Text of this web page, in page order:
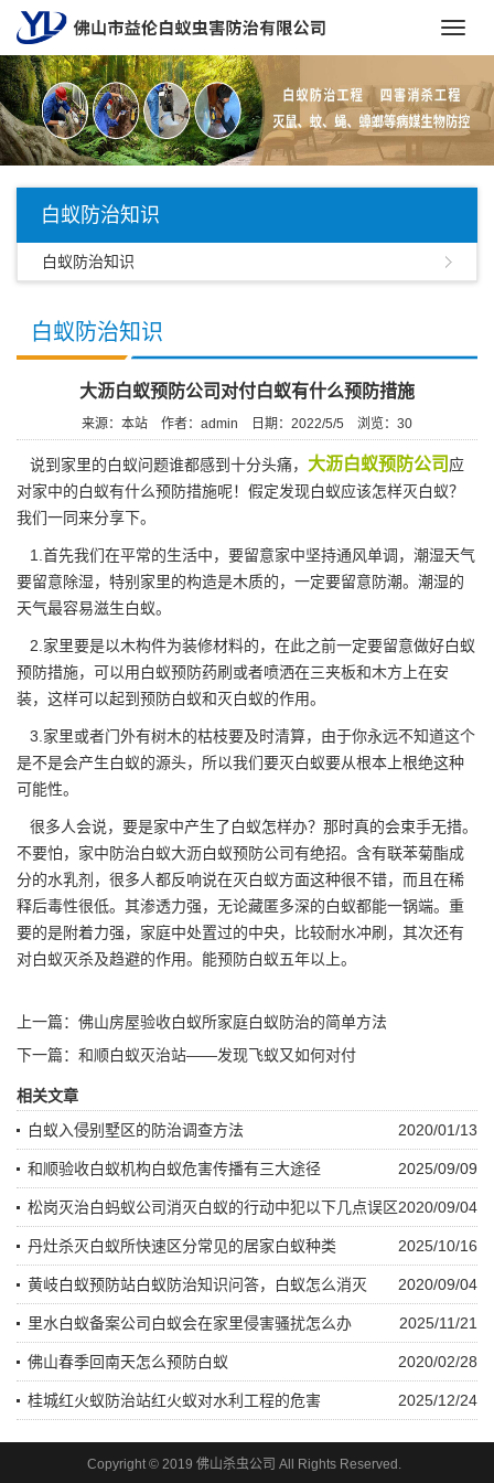
白蚁防治知识
白蚁防治知识
白蚁防治知识
大沥白蚁预防公司对付白蚁有什么预防措施
来源：本站 作者：admin 日期：2022/5/5 浏览： 30
说到家里的白蚁问题谁都感到十分头痛， 大沥白蚁预防公司 应
对家中的白蚁有什么预防措施呢！假定发现白蚁应该怎样灭白蚁？
我们一同来分享下。
1.首先我们在平常的生活中，要留意家中坚持通风单调，潮湿天气
要留意除湿，特别家里的构造是木质的，一定要留意防潮。潮湿的
天气最容易滋生白蚁。
2.家里要是以木构件为装修材料的，在此之前一定要留意做好白蚁
预防措施，可以用白蚁预防药刷或者喷洒在三夹板和木方上在安
装，这样可以起到预防白蚁和灭白蚁的作用。
3.家里或者门外有树木的枯枝要及时清算，由于你永远不知道这个
是不是会产生白蚁的源头，所以我们要灭白蚁要从根本上根绝这种
可能性。
很多人会说，要是家中产生了白蚁怎样办？那时真的会束手无措。
不要怕，家中防治白蚁大沥白蚁预防公司有绝招。含有联苯菊酯成
分的水乳剂，很多人都反响说在灭白蚁方面这种很不错，而且在稀
释后毒性很低。其渗透力强，无论藏匿多深的白蚁都能一锅端。重
要的是附着力强，家庭中处置过的中央，比较耐水冲刷，其次还有
对白蚁灭杀及趋避的作用。能预防白蚁五年以上。
上一篇： 佛山房屋验收白蚁所家庭白蚁防治的简单方法
下一篇： 和顺白蚁灭治站——发现飞蚁又如何对付
相关文章
2020/01/13
白蚁入侵别墅区的防治调查方法
2025/09/09
和顺验收白蚁机构白蚁危害传播有三大途径
2020/09/04
松岗灭治白蚂蚁公司消灭白蚁的行动中犯以下几点误区
2025/10/16
丹灶杀灭白蚁所快速区分常见的居家白蚁种类
2020/09/04
黄岐白蚁预防站白蚁防治知识问答，白蚁怎么消灭
2025/11/21
里水白蚁备案公司白蚁会在家里侵害骚扰怎么办
2020/02/28
佛山春季回南天怎么预防白蚁
2025/12/24
桂城红火蚁防治站红火蚁对水利工程的危害
Copyright © 2019 佛山杀虫公司 All Rights Reserved.